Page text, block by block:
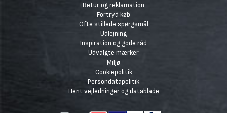
Retur og reklamation
Fortryd køb
Ofte stillede spørgsmål
Udlejning
Inspiration og gode råd
Udvalgte mærker
Miljø
Cookiepolitik
Persondatapolitik
Hent vejledninger og datablade